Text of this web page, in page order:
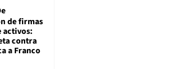
de firmas
activos:
contra
a Franco